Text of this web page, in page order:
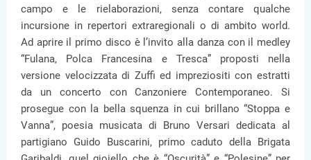
campo e le rielaborazioni, senza contare qualche
incursione in repertori extraregionali o di ambito world.
Ad aprire il primo disco è l’invito alla danza con il medley
“Fulana, Polca Francesina e Tresca” proposti nella
versione velocizzata di Zuffi ed impreziositi con estratti
da un concerto con Canzoniere Contemporaneo. Si
prosegue con la bella squenza in cui brillano “Stoppa e
Vanna”, poesia musicata di Bruno Versari dedicata al
partigiano Guido Buscarini, primo caduto della Brigata